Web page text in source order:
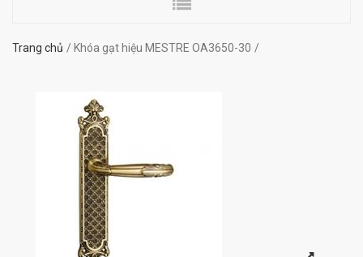
Trang chủ Khóa gạt hiệu MESTRE OA3650-30